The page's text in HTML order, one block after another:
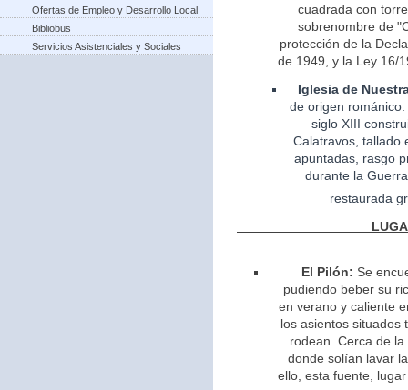
Ofertas de Empleo y Desarrollo Local
Bibliobus
Servicios Asistenciales y Sociales
cuadrada con
sobrenombre de
protección de la
de 1949, y la Ley 16/
Iglesia de
deorigen
siglo XIII
Calatravos, tallado
apuntadas, rasgo
durante la
restaurada
El Pilón: Se
pudiendo beber su
en verano y caliente
los asientos situados
rodean. Cerca de
donde solían lavar
ello, esta fuente,